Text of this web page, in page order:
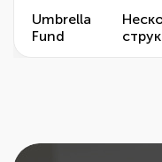
Umbrella
Fund